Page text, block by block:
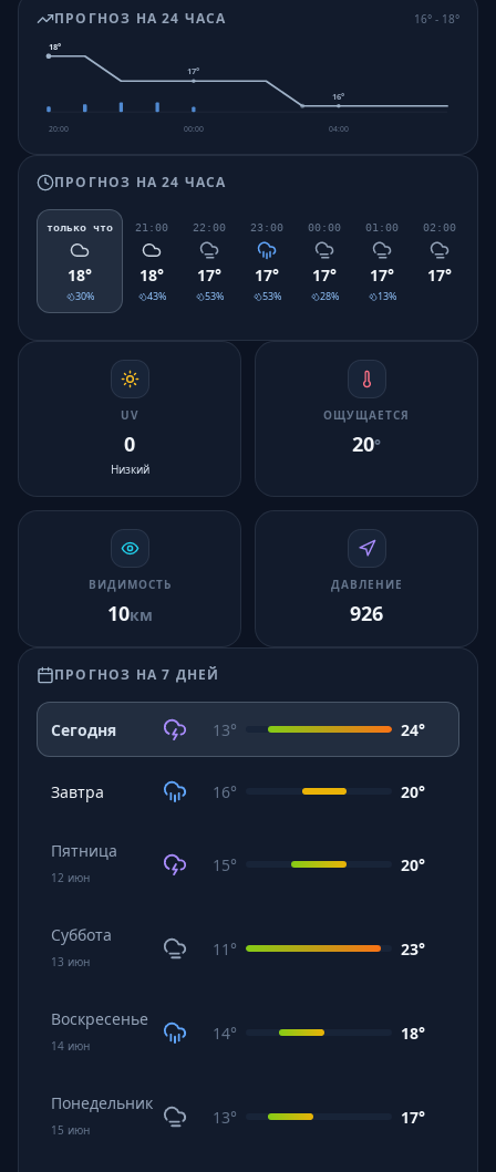
ПРОГНОЗ НА 24 ЧАСА 16° - 18°
18°
20:00
17°
00:00
16°
04:00
ПРОГНОЗ НА 24 ЧАСА
только что
18°
30%
21:00
18°
43%
22:00
17°
53%
23:00
17°
53%
00:00
17°
28%
01:00
17°
13%
02:00
17°
UV
0
Низкий
ОЩУЩАЕТСЯ
20°
ВИДИМОСТЬ
10км
ДАВЛЕНИЕ
926
ПРОГНОЗ НА 7 ДНЕЙ
Сегодня 13° 24°
Завтра 16° 20°
Пятница
12 июн
15° 20°
Суббота
13 июн
11 ° 23°
Воскресенье
14 июн
14° 18°
Понедельник
15 июн
13° 17°